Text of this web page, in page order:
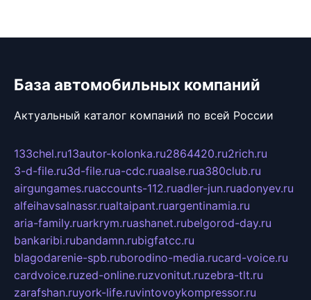
База автомобильных компаний
Актуальный каталог компаний по всей России
133chel.ru13autor-kolonka.ru2864420.ru2rich.ru
3-d-file.ru3d-file.rua-cdc.ruaalse.rua380club.ru
airgungames.ruaccounts-112.ruadler-jun.ruadonyev.ru
alfeihavsalnassr.rualtaipant.ruargentinamia.ru
aria-family.ruarkrym.ruashanet.rubelgorod-day.ru
bankaribi.rubandamn.rubigfatcc.ru
blagodarenie-spb.ruborodino-media.rucard-voice.ru
cardvoice.ruzed-online.ruzvonitut.ruzebra-tlt.ru
zarafshan.ruyork-life.ruvintovoykompressor.ru